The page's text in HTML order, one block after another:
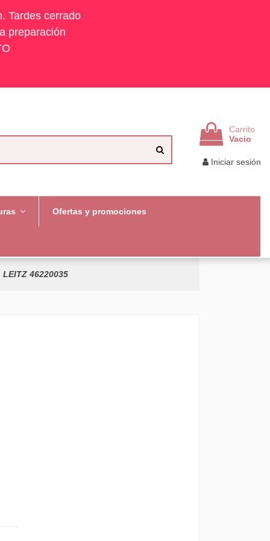
Tardes cerrado
preparación
Carrito
Vacio
Iniciar sesión
Ofertas y promociones
LEITZ 46220035